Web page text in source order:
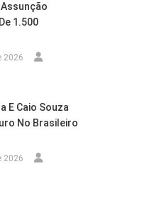
Condicionado
Frio com...
1.500
2026
E Caio Souza
No Brasileiro
2026